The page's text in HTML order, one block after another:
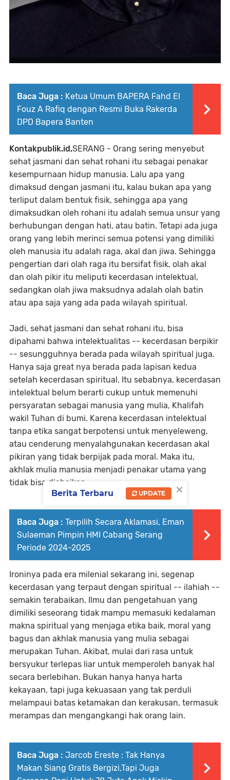
Baca Juga : Ketua Umum BAPERA Fahd El
Fouz A Rafiq dengan Resmi Buka Rakerda
DPD Bapera Banten
Kontakpublik.id,SERANG - Orang sering menyebut
sehat jasmani dan sehat rohani itu sebagai penakar
kesempurnaan hidup manusia. Lalu apa yang
dimaksud dengan jasmani itu, kalau bukan apa yang
terliput dalam bentuk fisik, sehingga apa yang
dimaksudkan oleh rohani itu adalah semua unsur yang
berhubungan dengan hati, atau batin. Tetapi ada juga
orang yang lebih merinci semua potensi yang dimiliki
oleh manusia itu adalah raga, akal dan jiwa. Sehingga
pengertian dari olah raga itu bersifat fisik, olah akal
dan olah pikir itu meliputi kecerdasan intelektual,
sedangkan olah jiwa maksudnya adalah olah batin
atau apa saja yang ada pada wilayah spiritual.
Jadi, sehat jasmani dan sehat rohani itu, bisa
dipahami bahwa intelektualitas -- kecerdasan berpikir
-- sesungguhnya berada pada wilayah spiritual juga.
Hanya saja great nya berada pada lapisan kedua
setelah kecerdasan spiritual. Itu sebabnya, kecerdasan
intelektual belum berarti cukup untuk memenuhi
persyaratan sebagai manusia yang mulia, Khalifah
wakil Tuhan di bumi. Karena kecerdasan intelektual
tanpa etika sangat berpotensi untuk menyeleweng,
atau cenderung menyalahgunakan kecerdasan akal
pikiran yang tidak berpijak pada moral. Maka itu,
akhlak mulia manusia menjadi penakar utama yang
tidak bisa diabaikan.
Baca Juga : Terpilih Secara Aklamasi, Eman
Sulaeman Pimpin HMI Cabang Serang
Periode 2024-2025
Ironinya pada era milenial sekarang ini, segenap
kecerdasan yang terpaut dengan spiritual -- ilahiah --
semakin terabaikan. Ilmu dan pengetahuan yang
dimiliki seseorang tidak mampu memasuki kedalaman
makna spiritual yang menjaga etika baik, moral yang
bagus dan akhlak manusia yang mulia sebagai
merupakan Tuhan. Akibat, mulai dari rasa untuk
bersyukur terlepas liar untuk memperoleh banyak hal
secara berlebihan. Bukan hanya hanya harta
kekayaan, tapi juga kekuasaan yang tak perduli
melampaui batas ketamakan dan kerakusan, termasuk
merampas dan mengangkangi hak orang lain.
Baca Juga : Jarcob Ereste : Tak Hanya
Makan Siang Gratis Bergizi,Tapi Juga
×
Berita Terbaru UPDATE